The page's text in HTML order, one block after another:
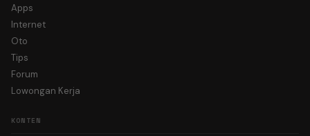
Apps
Internet
Oto
Tips
Forum
Lowongan Kerja
KONTEN